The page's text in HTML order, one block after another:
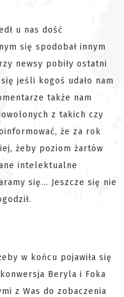
u nas dość
się spodobał innym
newsy pobiły ostatni
jeśli kogoś udało nam
także nam
z takich czy
że za rok
żeby poziom żartów
intelektualne
się... Jeszcze się nie
w końcu pojawiła się
Beryla i Foka
z Was do zobaczenia